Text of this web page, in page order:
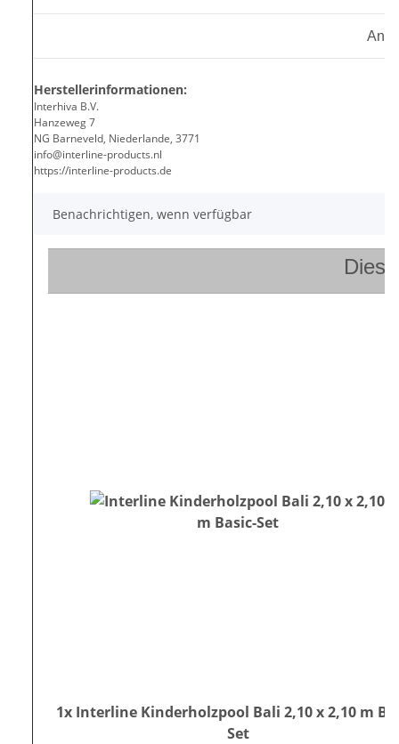
Herstellerinformationen:
Interhiva B.V.
Hanzeweg 7
NG Barneveld, Niederlande, 3771
info@interline-products.nl
https://interline-products.de
Benachrichtigen, wenn verfügbar
1x Interline Kinderholzpool Bali 2,10 x 2,10 m
Set